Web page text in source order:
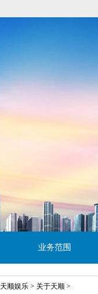
业务范围
天顺娱乐 > 关于天顺 >